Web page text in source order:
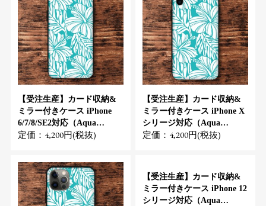
【受注生産】カード収納&
ミラー付きケース iPhone
6/7/8/SE2対応（Aqua
Hibiscus）
定価：4,200円(税抜)
【受注生産】カード収納&
ミラー付きケース iPhone X
シリージ対応（Aqua
Hibiscus）
定価：4,200円(税抜)
【受注生産】カード収納&
ミラー付きケース iPhone 12
シリージ対応（Aqua